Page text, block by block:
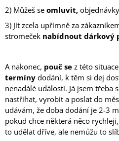
2) Můžeš se omluvit,
3) Jít zcela upřímně za
stromeček nabídnout dárkový
A nakonec, pouč se z této
termíny dodání, k těm si dej
nenadálé události. Já jsem třeba
nastřihat, vyrobit a poslat do
udávám, že doba dodání je 2-3
pokud chce některá něco
to udělat dříve, ale nemůžu to